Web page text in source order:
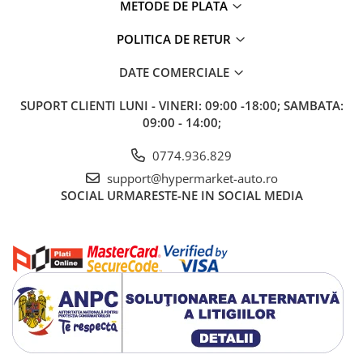
Spălare: la mașină, apă rece, fără balsam
Recomandare de utilizare
Rezervă această microfibră pentrulucrări zilnice
lavete dedicate precumUltra SoftsauPearl.
Produse complementare
recomandate
DeturnerFinish Quick Detailer
Deturner
Wash – Microfiber Wash
METODE DE PLATA
POLITICA DE RETUR
DATE COMERCIALE
SUPORT CLIENTI LUNI - VINERI: 09:00 -18:00; SAMBATA:
09:00 - 14:00;
0774.936.829
support@hypermarket-auto.ro
SOCIAL URMARESTE-NE IN SOCIAL MEDIA